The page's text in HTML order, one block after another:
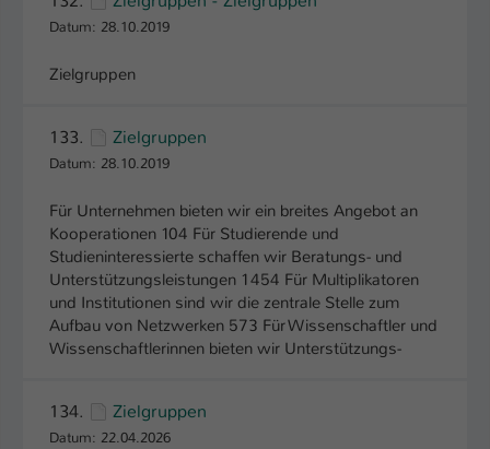
Datum: 28.10.2019
Zielgruppen
133. Zielgruppen
Datum: 28.10.2019
Für Unternehmen bieten wir ein breites Angebot an
Kooperationen 104 Für Studierende und
Studieninteressierte schaffen wir Beratungs- und
Unterstützungsleistungen 1454 Für Multiplikatoren
und Institutionen sind wir die zentrale Stelle zum
Aufbau von Netzwerken 573 Für Wissenschaftler und
Wissenschaftlerinnen bieten wir Unterstützungs-
134. Zielgruppen
Datum: 22.04.2026
Einstellungen. Unter anderem eine zufällig
generierte ID, für die historische
Name fe_typo_user / PHPSESSID
Anbieter TYPO3
Laufzeit 1 Woche
Dieses Cookie ist ein Standard-Session-
Cookie von TYPO3. Es speichert im Fall
eines Intranet-Logins die Session-ID. So
wiedererkannt werden und es wird ihm
Zugang zu geschützten Bereichen